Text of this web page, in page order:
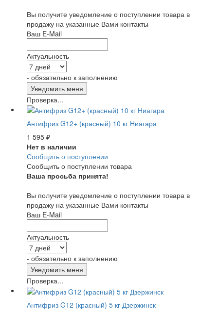
Вы получите уведомление о поступлении товара в
продажу на указанные Вами контакты
Ваш E-Mail
Актуальность
- обязательно к заполнению
Проверка...
Антифриз G12+ (красный) 10 кг Ниагара
1 595 ₽
Нет в наличии
Сообщить о поступлении
Сообщить о поступлении товара
Ваша просьба принята!
Вы получите уведомление о поступлении товара в
продажу на указанные Вами контакты
Ваш E-Mail
Актуальность
- обязательно к заполнению
Проверка...
Антифриз G12 (красный) 5 кг Дзержинск